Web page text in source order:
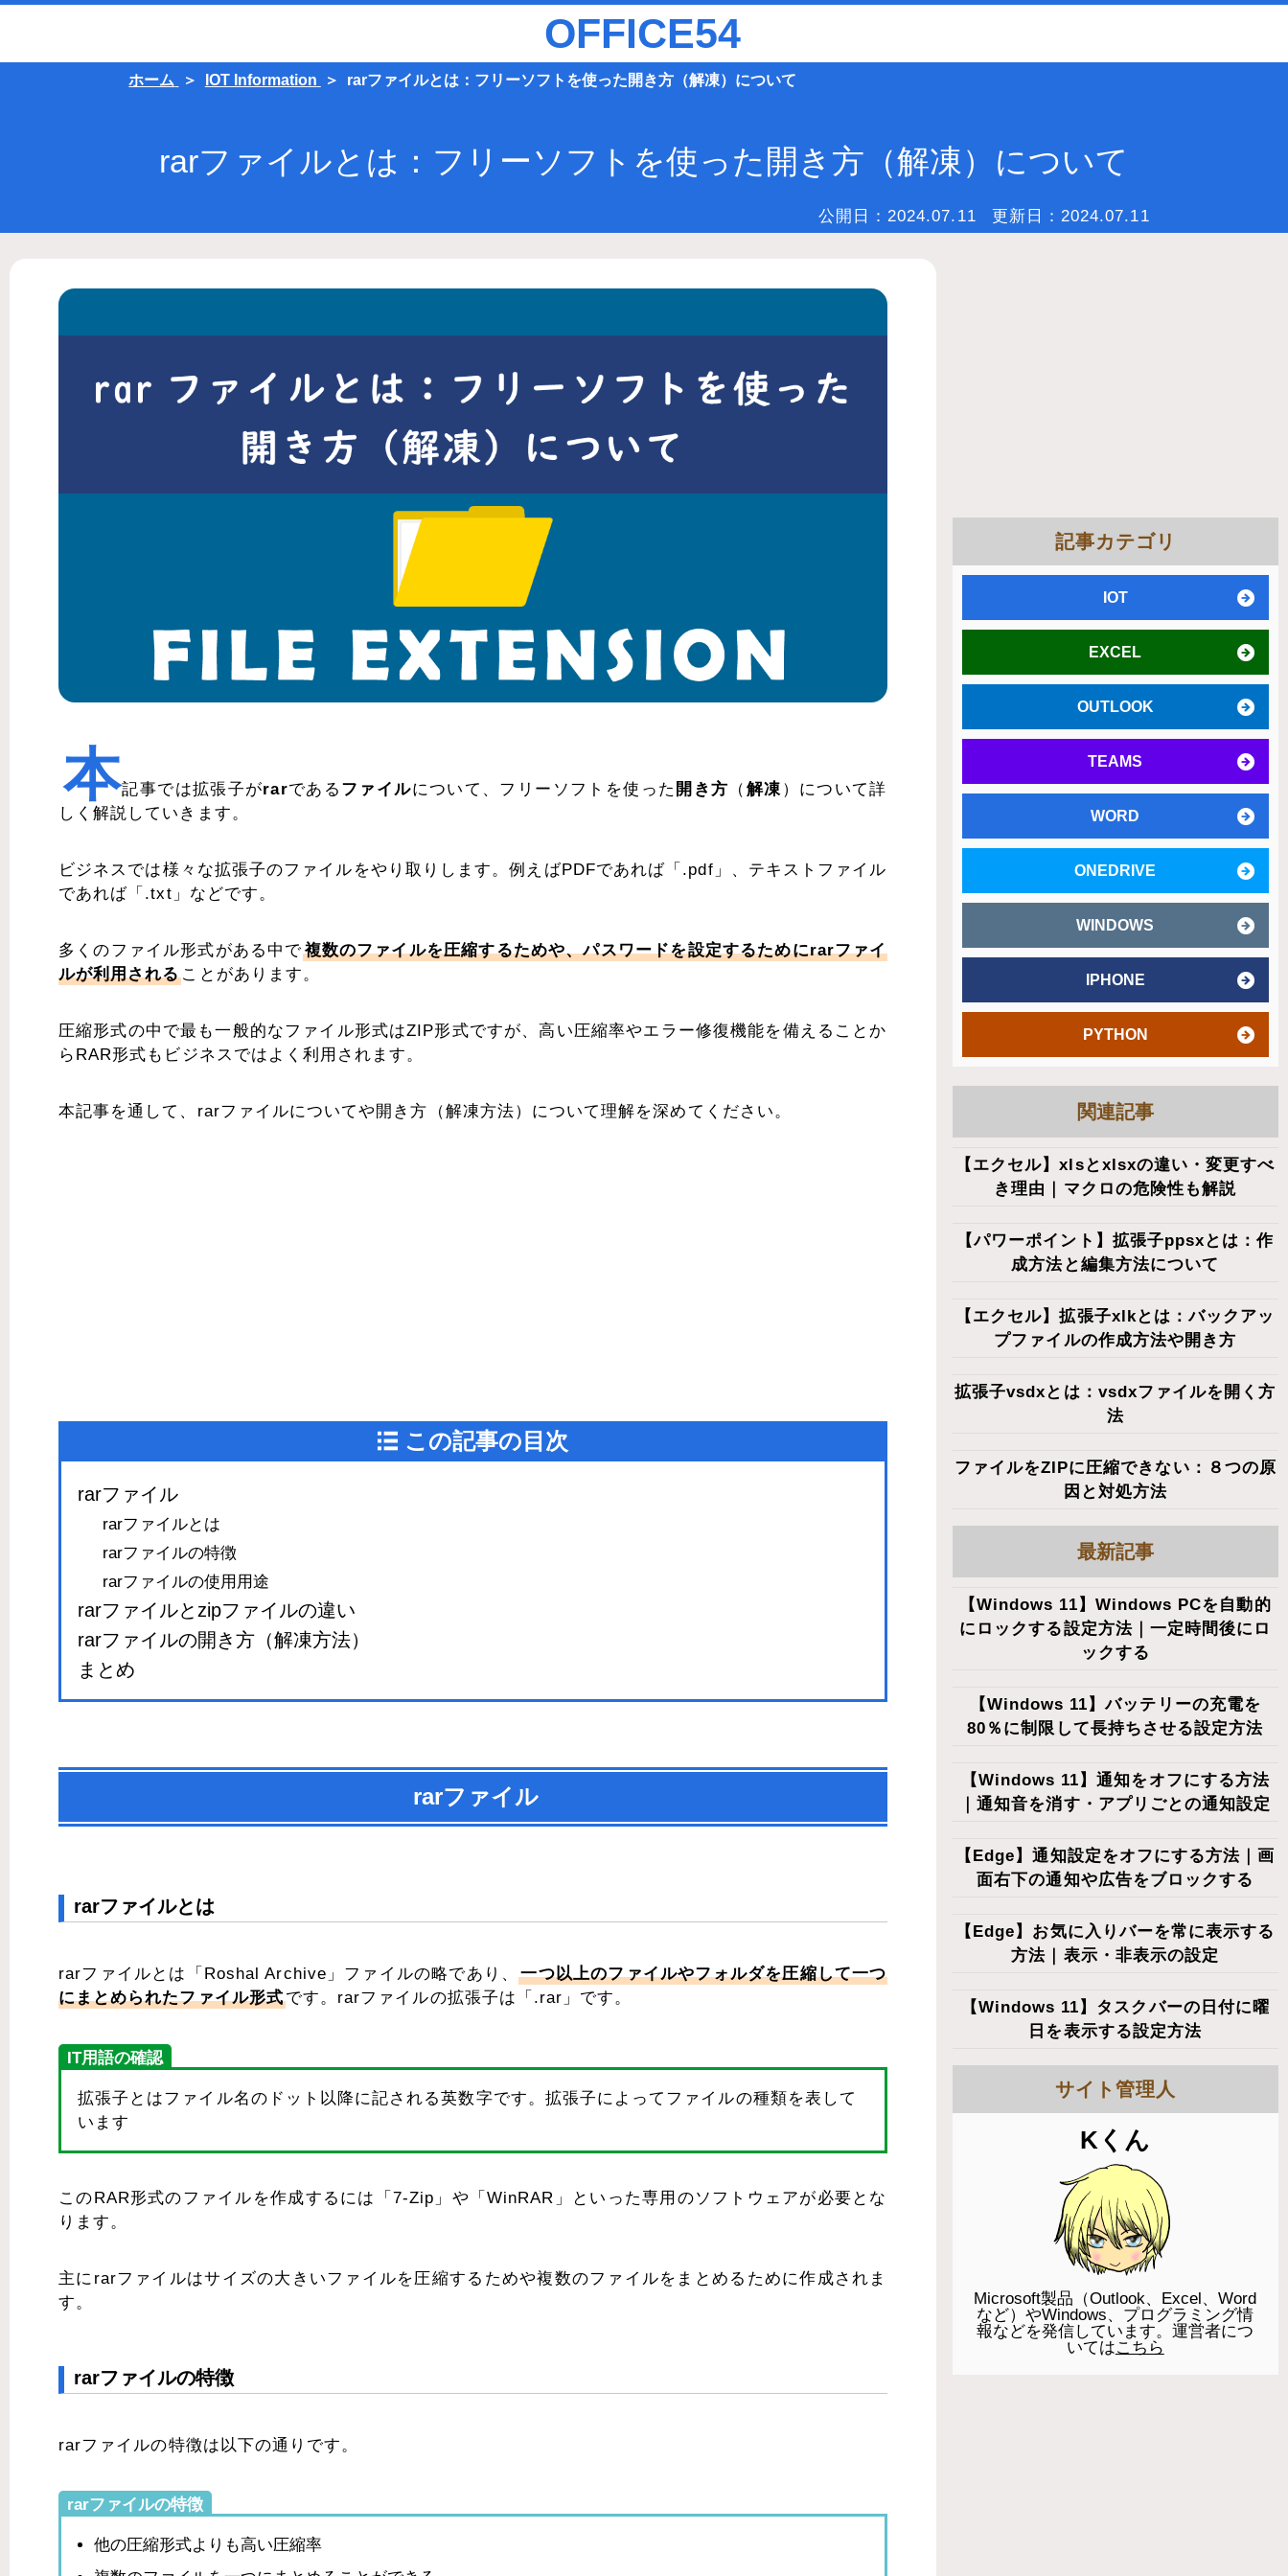
OFFICE54
ホーム IOT Information rarファイルとは：フリーソフトを使った開き方（解凍）について
rarファイルとは：フリーソフトを使った開き方（解凍）について
公開日： 2024.07.11 更新日： 2024.07.11
本記事では拡張子がrarである ファイルについて、フリーソフトを使った 開き方 （ 解凍）について詳
しく解説していきます。
ビジネスでは様々な拡張子のファイルをやり取りします。例えばPDFであれば「.pdf」、テキストファイル
であれば「.txt」などです。
多くのファイル形式がある中で複数のファイルを圧縮するためや、パスワードを設定するためにrarファイ
ルが利用されることがあります。
圧縮形式の中で最も一般的なファイル形式はZIP形式ですが、高い圧縮率やエラー修復機能を備えることか
らRAR形式もビジネスではよく利用されます。
本記事を通して、rarファイルについてや開き方（解凍方法）について理解を深めてください。
この記事の目次
rarファイル
rarファイルとは
rarファイルの特徴
rarファイルの使用用途
rarファイルとzipファイルの違い
rarファイルの開き方（解凍方法）
まとめ
rarファイル
rarファイルとは
rarファイルとは「Roshal Archive」ファイルの略であり、一つ以上のファイルやフォルダを圧縮して一つ
にまとめられたファイル形式です。rarファイルの拡張子は「.rar」です。
IT用語の確認
拡張子とはファイル名のドット以降に記される英数字です。拡張子によってファイルの種類を表して
います
このRAR形式のファイルを作成するには「7-Zip」や「WinRAR」といった専用のソフトウェアが必要とな
ります。
主にrarファイルはサイズの大きいファイルを圧縮するためや複数のファイルをまとめるために作成されま
す。
rarファイルの特徴
rarファイルの特徴は以下の通りです。
rarファイルの特徴
他の圧縮形式よりも高い圧縮率
記事カテゴリ
IOT
EXCEL
OUTLOOK
TEAMS
WORD
ONEDRIVE
WINDOWS
IPHONE
PYTHON
関連記事
【エクセル】xlsとxlsxの違い・変更すべ
き理由｜マクロの危険性も解説
【パワーポイント】拡張子ppsxとは：作
成方法と編集方法について
【エクセル】拡張子xlkとは：バックアッ
プファイルの作成方法や開き方
拡張子vsdxとは：vsdxファイルを開く方
法
ファイルをZIPに圧縮できない：８つの原
因と対処方法
最新記事
【Windows 11】Windows PCを自動的
にロックする設定方法｜一定時間後にロ
ックする
【Windows 11】バッテリーの充電を
80％に制限して長持ちさせる設定方法
【Windows 11】通知をオフにする方法
｜通知音を消す・アプリごとの通知設定
【Edge】通知設定をオフにする方法｜画
面右下の通知や広告をブロックする
【Edge】お気に入りバーを常に表示する
方法｜表示・非表示の設定
【Windows 11】タスクバーの日付に曜
日を表示する設定方法
サイト管理人
Kくん
Microsoft製品（Outlook、Excel、Word
など）やWindows、プログラミング情
報などを発信しています。運営者につ
いてはこちら